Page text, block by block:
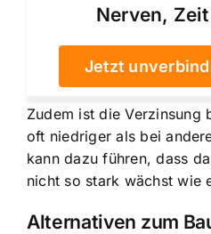
Nerven,
Jetzt
Zudem ist die Verzinsung
oft niedriger als bei
kann dazu führen, dass
nicht so stark wächst wie
Alternativen zum